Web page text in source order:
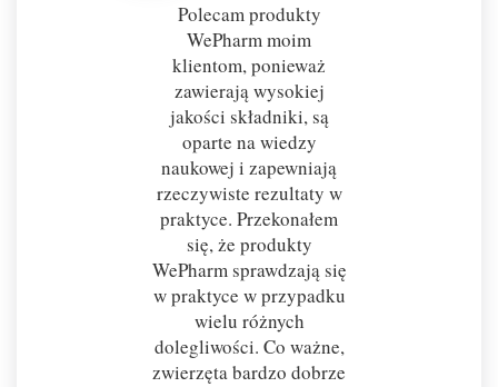
Polecam produkty
WePharm moim
klientom, ponieważ
zawierają wysokiej
jakości składniki, są
oparte na wiedzy
naukowej i zapewniają
rzeczywiste rezultaty w
praktyce. Przekonałem
się, że produkty
WePharm sprawdzają się
w praktyce w przypadku
wielu różnych
dolegliwości. Co ważne,
zwierzęta bardzo dobrze